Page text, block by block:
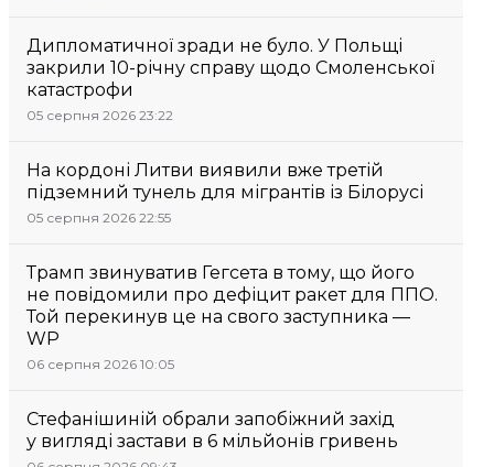
Дипломатичної зради не було. У Польщі
закрили 10-річну справу щодо Смоленської
катастрофи
05 серпня 2026 23:22
На кордоні Литви виявили вже третій
підземний тунель для мігрантів із Білорусі
05 серпня 2026 22:55
Трамп звинуватив Гегсета в тому, що його
не повідомили про дефіцит ракет для ППО.
Той перекинув це на свого заступника —
WP
06 серпня 2026 10:05
Стефанішиній обрали запобіжний захід
у вигляді застави в 6 мільйонів гривень